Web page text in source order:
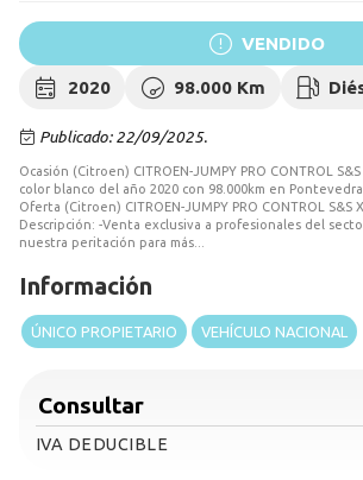
VENDIDO
2020 98.000 Km
Publicado: 22/09/2025.
Ocasión (Citroen) CITROEN-JUMPY PRO CONTROL
color blanco del año 2020 con 98.000km en
Oferta (Citroen) CITROEN-JUMPY PRO CONTROL S&S
Descripción: -Venta exclusiva a profesionales del
nuestra peritación para más...
Información
ÚNICO PROPIETARIO VEHÍCULO NACIONAL
Consultar
IVA DEDUCIBLE